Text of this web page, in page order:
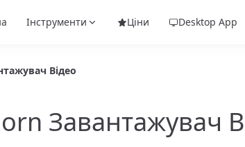
Інструменти Ціни Desktop App
Відео
Завантажувач